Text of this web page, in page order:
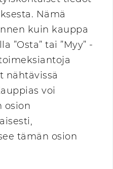
Nämä
kuin kauppa
”Osta” tai ”Myy” -
nähtävissä
voi
osion
tämän osion